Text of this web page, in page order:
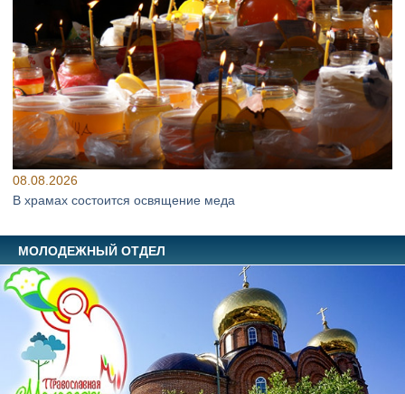
08.08.2026
В храмах состоится освящение меда
МОЛОДЕЖНЫЙ ОТДЕЛ